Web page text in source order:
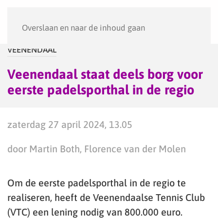
Overslaan en naar de inhoud gaan
VEENENDAAL
Veenendaal staat deels borg voor
eerste padelsporthal in de regio
zaterdag 27 april 2024, 13.05
door Martin Both, Florence van der Molen
Om de eerste padelsporthal in de regio te
realiseren, heeft de Veenendaalse Tennis Club
(VTC) een lening nodig van 800.000 euro.